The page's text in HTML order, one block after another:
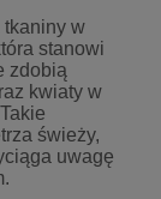
tkaniny w
stanowi
zdobią
kwiaty w
świeży,
uwagę